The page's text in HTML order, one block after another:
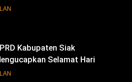
Sumpah Jabatan
Kabupaten Siak
Selamat Hari
Nasional